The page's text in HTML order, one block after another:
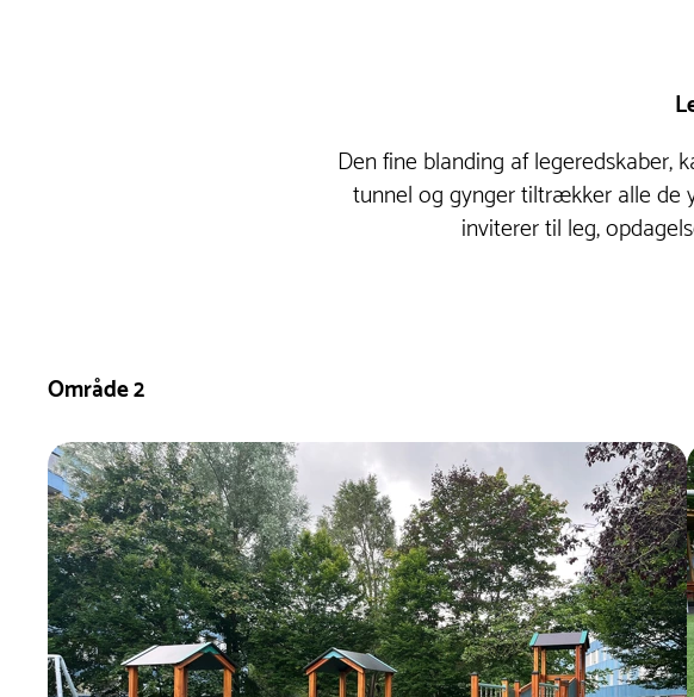
Den fine blanding af legeredskaber,
tunnel og gynger tiltrækker alle de
inviterer til leg,
Område 2